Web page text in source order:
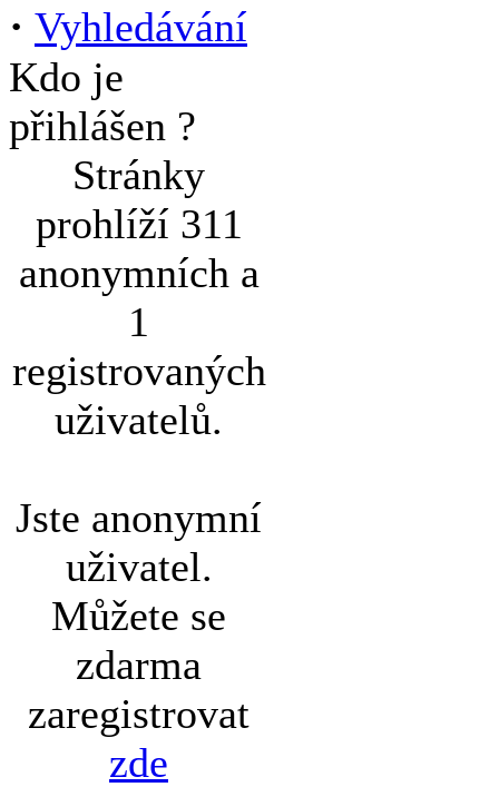
· Vyhledávání
Kdo je
přihlášen ?
Stránky
prohlíží 311
anonymních a
1
registrovaných
uživatelů.
Jste anonymní
uživatel.
Můžete se
zdarma
zaregistrovat
zde